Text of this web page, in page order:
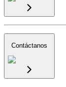
Contáctanos